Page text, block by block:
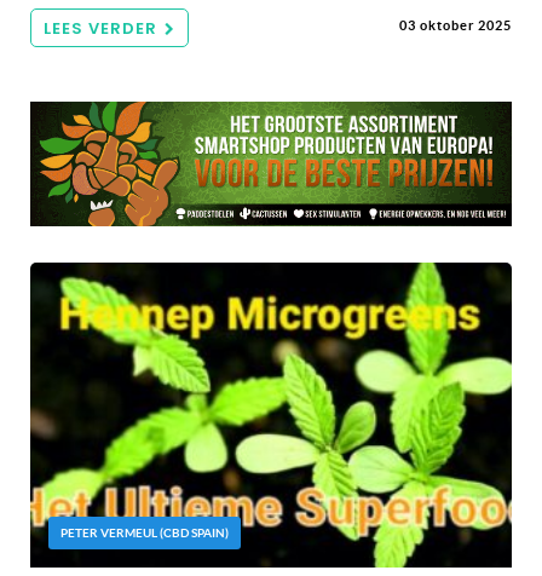
LEES VERDER 03 oktober 2025
PETER VERMEUL (CBD SPAIN)